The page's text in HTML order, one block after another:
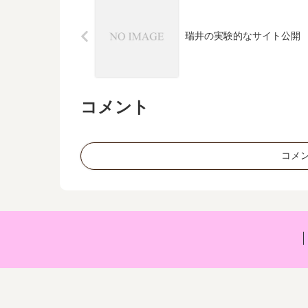
瑞井の実験的なサイト公開
コメント
コメ